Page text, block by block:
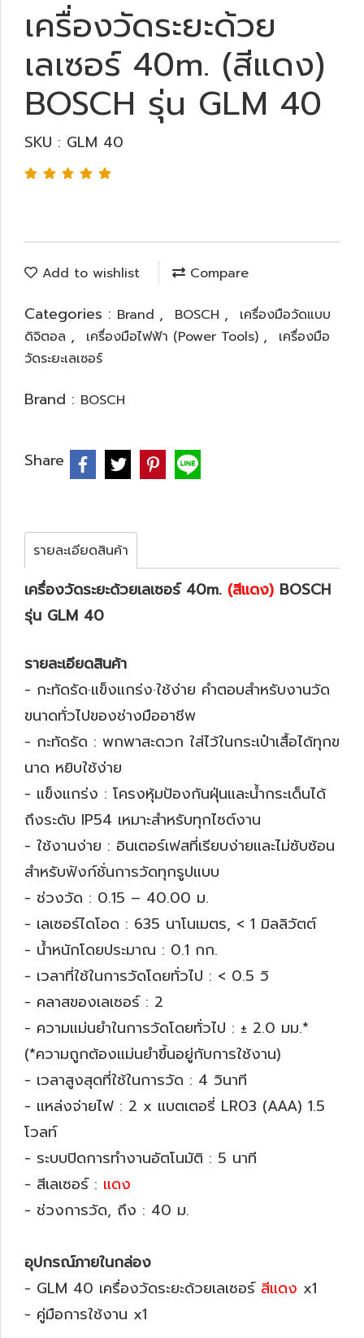
เครื่องวัดระยะด้วย
เลเซอร์ 40m. (สีแดง)
BOSCH รุ่น GLM 40
SKU : GLM 40
Add to wishlist Compare
Categories : Brand , BOSCH ,
เครื่องมือวัดแบบ
ดิจิตอล , เครื่องมือไฟฟ้า (Power Tools) ,
เครื่องมือ
วัดระยะเลเซอร์
Brand : BOSCH
Share
รายละเอียดสินค้า
เครื่องวัดระยะด้วยเลเซอร์ 40m. (สีแดง) BOSCH
รุ่น GLM 40
รายละเอียดสินค้า
- กะทัดรัด·แข็งแกร่ง·ใช้ง่าย คำตอบสำหรับงานวัด
ขนาดทั่วไปของช่างมืออาชีพ
- กะทัดรัด : พกพาสะดวก ใส่ไว้ในกระเป๋าเสื้อได้ทุกข
นาด หยิบใช้ง่าย
- แข็งแกร่ง : โครงหุ้มป้องกันฝุ่นและน้ำกระเด็นได้
ถึงระดับ IP54 เหมาะสำหรับทุกไซต์งาน
- ใช้งานง่าย : อินเตอร์เฟสที่เรียบง่ายและไม่ซับซ้อน
สำหรับฟังก์ชั่นการวัดทุกรูปแบบ
- ช่วงวัด : 0.15 – 40.00 ม.
- เลเซอร์ไดโอด : 635 นาโนเมตร, < 1 มิลลิวัตต์
- น้ำหนักโดยประมาณ : 0.1 กก.
- เวลาที่ใช้ในการวัดโดยทั่วไป : < 0.5 วิ
- คลาสของเลเซอร์ : 2
- ความแม่นยำในการวัดโดยทั่วไป : ± 2.0 มม.*
(*ความถูกต้องแม่นยำขึ้นอยู่กับการใช้งาน)
- เวลาสูงสุดที่ใช้ในการวัด : 4 วินาที
- แหล่งจ่ายไฟ : 2 x แบตเตอรี่ LR03 (AAA) 1.5
โวลท์
- ระบบปิดการทำงานอัตโนมัติ : 5 นาที
- สีเลเซอร์ : แดง
- ช่วงการวัด, ถึง : 40 ม.
อุปกรณ์ภายในกล่อง
- GLM 40 เครื่องวัดระยะด้วยเลเซอร์ สีแดง x1
- คู่มือการใช้งาน x1